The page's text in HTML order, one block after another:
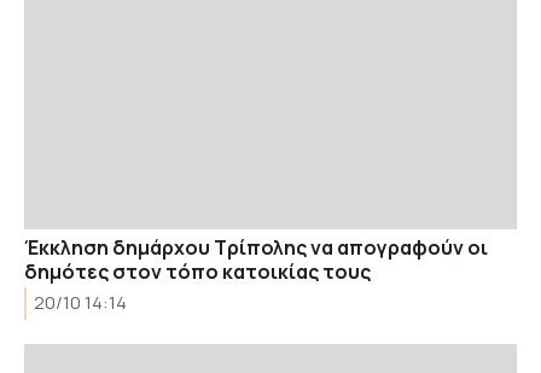
Έκκληση δημάρχου Τρίπολης να απογραφούν οι
δημότες στον τόπο κατοικίας τους
20/10 14:14